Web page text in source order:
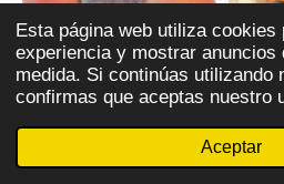
Esta página web utiliza cookies
experiencia y mostrar anuncios
medida. Si continúas utilizando
confirmas que aceptas nuestro
Aceptar